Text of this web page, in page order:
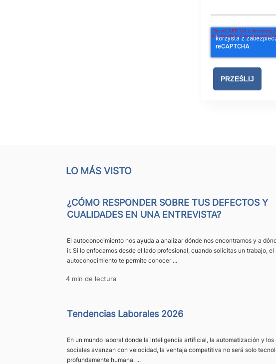
LO MÁS VISTO
¿CÓMO RESPONDER SOBRE TUS DEFECTOS Y
CUALIDADES EN UNA ENTREVISTA?
El autoconocimiento nos ayuda a analizar dónde nos encontramos y a
ir. Si lo enfocamos desde el lado profesional, cuando solicitas un trabajo, el
autoconocimiento te permite conocer ...
4 min de lectura
Tendencias Laborales 2026
En un mundo laboral donde la inteligencia artificial, la automatización y los
sociales avanzan con velocidad, la ventaja competitiva no será solo
profundamente humana. ...